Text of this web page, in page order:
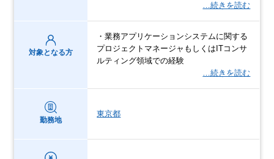
…続きを読む
対象となる方
・業務アプリケーションシステムに関する
プロジェクトマネージャもしくはITコンサ
ルティング領域での経験
…続きを読む
勤務地
東京都